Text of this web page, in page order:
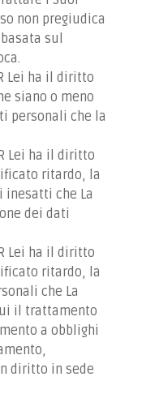
non pregiudica
sul
Lei ha il diritto
siano o meno
personali che la
Lei ha il diritto
ritardo, la
che La
dei dati
Lei ha il diritto
ritardo, la
che La
il trattamento
a obblighi
diritto in sede
Home
Contatti
IT DE